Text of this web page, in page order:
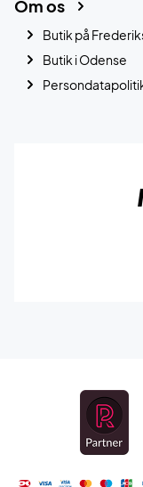
Om os
Butik på
Butik i Odense